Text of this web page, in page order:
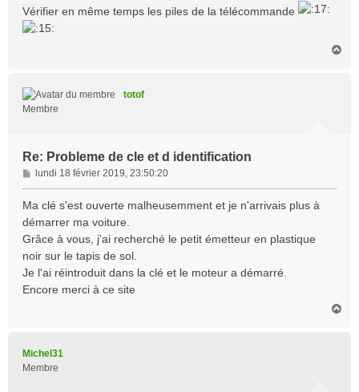
Vérifier en même temps les piles de la télécommande
totof
Membre
Re: Probleme de cle et d identification
M
e
s
s
g
e
lundi 18 février 2019, 23:50:20
Ma clé s'est ouverte malheusemment et je n'arrivais plus à
démarrer ma voiture.
Grâce à vous, j'ai recherché le petit émetteur en plastique
noir sur le tapis de sol.
Je l'ai réintroduit dans la clé et le moteur a démarré.
Encore merci à ce site
Michel31
Membre